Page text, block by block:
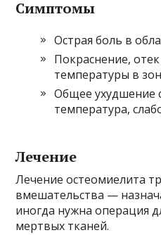
Симптомы
Острая боль в
Покраснение,
температуры в
Общее ухудшение
температура,
Лечение
Лечение остеомиелита
вмешательства —
иногда нужна операция
мертвых тканей.